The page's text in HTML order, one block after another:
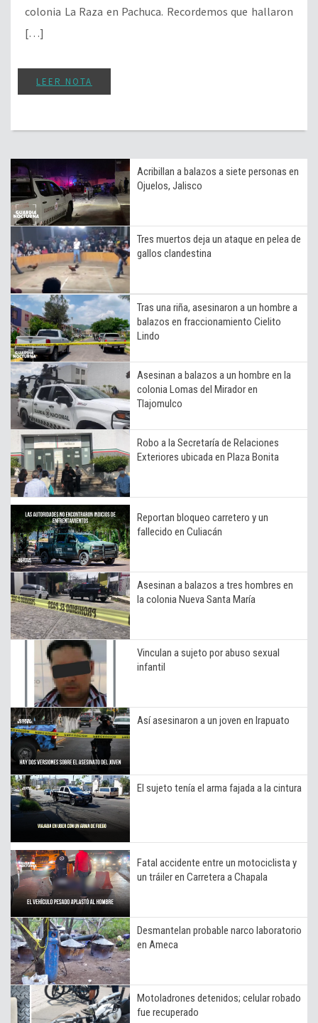
colonia La Raza en Pachuca. Recordemos que hallaron
[…]
LEER NOTA
Acribillan a balazos a siete personas en
Ojuelos, Jalisco
Tres muertos deja un ataque en pelea de
gallos clandestina
Tras una riña, asesinaron a un hombre a
balazos en fraccionamiento Cielito
Lindo
Asesinan a balazos a un hombre en la
colonia Lomas del Mirador en
Tlajomulco
Robo a la Secretaría de Relaciones
Exteriores ubicada en Plaza Bonita
Reportan bloqueo carretero y un
fallecido en Culiacán
Asesinan a balazos a tres hombres en
la colonia Nueva Santa María
Vinculan a sujeto por abuso sexual
infantil
Así asesinaron a un joven en Irapuato
El sujeto tenía el arma fajada a la cintura
Fatal accidente entre un motociclista y
un tráiler en Carretera a Chapala
Desmantelan probable narco laboratorio
en Ameca
Motoladrones detenidos; celular robado
fue recuperado